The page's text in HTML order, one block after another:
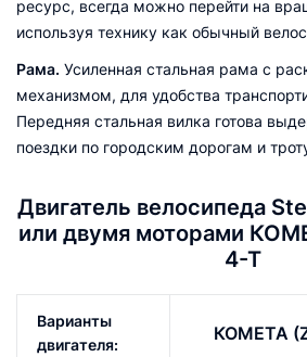
ресурс, всегда можно перейти на
используя технику как обычный
Рама. Усиленная стальная рама с
механизмом, для удобства
Передняя стальная вилка готова
поездки по городским дорогам и
Двигатель велосипеда
или двумя моторами
4-Т
Варианты
двигателя:
КОМЕТА